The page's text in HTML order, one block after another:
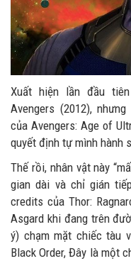
Xuất hiện lần đầu
Avengers (2012),
của Avengers: Age of
quyết định tự mình hành
Thế rồi, nhân vật này
gian dài và chỉ gián
credits của Thor:
Asgard khi đang trên
ý) chạm mặt chiếc tàu
Black Order, Đây là một